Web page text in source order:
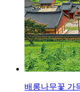
배롱나무꽃 가